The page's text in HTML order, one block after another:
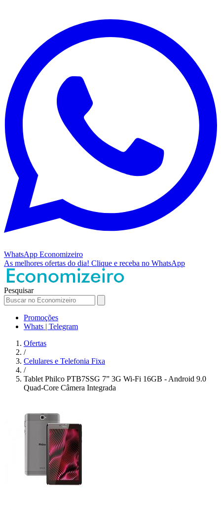
WhatsApp Economizeiro
As melhores ofertas do dia! Clique e receba no WhatsApp
Pesquisar
Promoções
Whats | Telegram
Ofertas
/
Celulares e Telefonia Fixa
/
Tablet Philco PTB7SSG 7” 3G Wi-Fi 16GB - Android 9.0
Quad-Core Câmera Integrada